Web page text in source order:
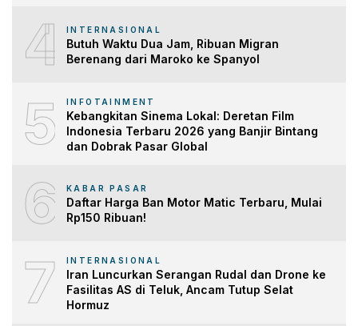
4 INTERNASIONAL
Butuh Waktu Dua Jam, Ribuan Migran
Berenang dari Maroko ke Spanyol
5 INFOTAINMENT
Kebangkitan Sinema Lokal: Deretan Film
Indonesia Terbaru 2026 yang Banjir Bintang
dan Dobrak Pasar Global
6 KABAR PASAR
Daftar Harga Ban Motor Matic Terbaru, Mulai
Rp150 Ribuan!
7 INTERNASIONAL
Iran Luncurkan Serangan Rudal dan Drone ke
Fasilitas AS di Teluk, Ancam Tutup Selat
Hormuz